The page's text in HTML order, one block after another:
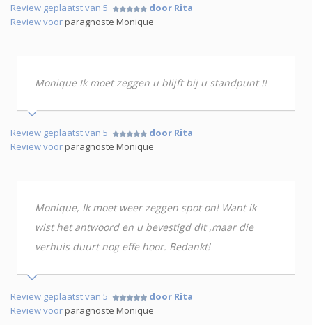
Review geplaatst van 5
door Rita
Review voorparagnoste Monique
Monique Ik moet zeggen u blijft bij u standpunt !!
Review geplaatst van 5
door Rita
Review voorparagnoste Monique
Monique, Ik moet weer zeggen spot on! Want ik
wist het antwoord en u bevestigd dit ,maar die
verhuis duurt nog effe hoor. Bedankt!
Review geplaatst van 5
door Rita
Review voorparagnoste Monique